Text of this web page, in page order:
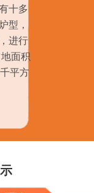
十多
型，
进行
面积
平方